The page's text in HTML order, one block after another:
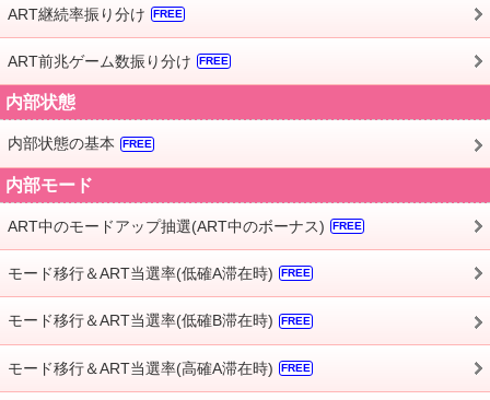
ART継続率振り分け FREE
ART前兆ゲーム数振り分け FREE
内部状態
内部状態の基本 FREE
内部モード
ART中のモードアップ抽選(ART中のボーナス) FREE
モード移行＆ART当選率(低確A滞在時) FREE
モード移行＆ART当選率(低確B滞在時) FREE
モード移行＆ART当選率(高確A滞在時) FREE